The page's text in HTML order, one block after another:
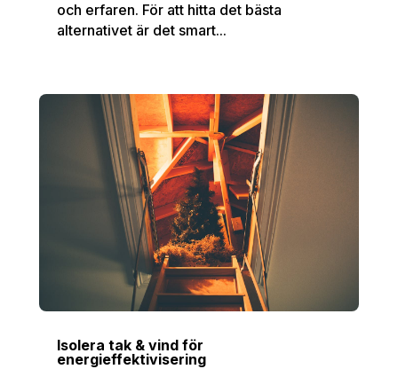
och erfaren. För att hitta det bästa
alternativet är det smart...
Isolera tak & vind för
energieffektivisering